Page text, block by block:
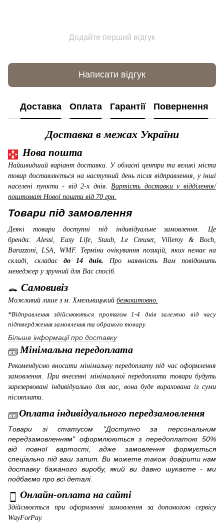
Додайте перший відгук
Написати відгук
Доставка Оплата Гарантії Повернення
Доставка в межах України
Нова пошта
Найшвидший варіант доставки. У обласні центри та великі міста
товар доставляється на наступний день після відправлення, у інші
населені пункти - від 2-х днів. Вартість доставки у відділення/
поштомат Нової пошти від 70 грн.
Товари під замовлення
Деякі товари доступні під індивідуальне замовлення. Це
бренди: Alessi, Easy Life, Staub, Le Creuset, Villeroy & Boch,
Barazzoni, LSA, WMF. Терміни очікування позицій, яких немає на
складі, складає до 14 днів. Про наявність Вам повідомить
менеджер у зручний для Вас спосіб.
Самовивіз
Можливий лише з м. Хмельницький безкоштовно.
*Відправлення здійснюються протягом 1-4 днів залежно від часу
підтвердження замовлення та обраного товару.
Більше інформації про доставку
Мінімальна передоплата
Рекомендуємо вносити мінімальну передоплату під час оформлення
замовлення. При внесенні мінімальної передоплати товари будуть
зарезервовані індивідуально для вас, вона буде вирахована із суми
післяплати.
Оплата індивідуального передзамовлення
Товари зі статусом "Доступно за персональним
передзамовленням" оформлюються з передоплатою 50%
від повної вартості, адже замовлення формується
спеціально під ваш запит. Ви можете також довірити нам
доставку бажаного виробу, який ви давно шукаєте - ми
подбаємо про всі деталі.
Онлайн-оплата на сайті
Здійснюється при оформленні замовлення за допомогою сервісу
WayForPay.